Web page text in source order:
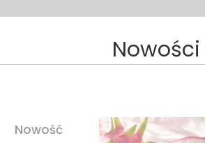
Nowości
Nowość